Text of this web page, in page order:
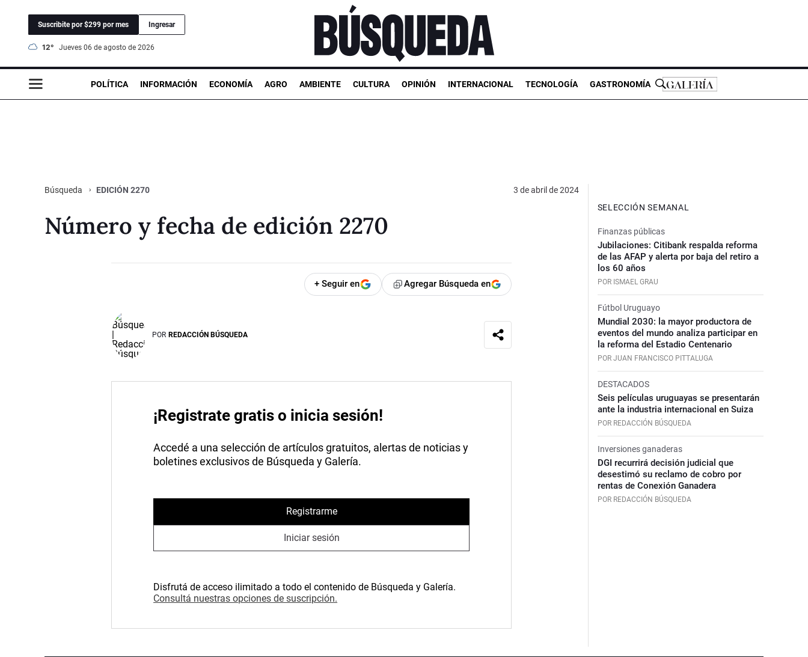
Suscribite por $299 por mes Ingresar
12° jueves 06 de agosto de 2026
POLÍTICA INFORMACIÓN ECONOMÍA AGRO AMBIENTE CULTURA OPINIÓN INTERNACIONAL TECNOLOGÍA GASTRONOMÍA
Búsqueda EDICIÓN 2270 3 de abril de 2024
Número y fecha de edición 2270
+ Seguir en Agregar Búsqueda en
POR REDACCIÓN BÚSQUEDA
¡Registrate gratis o inicia sesión!
Accedé a una selección de artículos gratuitos, alertas de noticias y
boletines exclusivos de Búsqueda y Galería.
Registrarme
Iniciar sesión
Disfrutá de acceso ilimitado a todo el contenido de Búsqueda y Galería.
Consultá nuestras opciones de suscripción.
SELECCIÓN SEMANAL
Finanzas públicas
Jubilaciones: Citibank respalda reforma
de las AFAP y alerta por baja del retiro a
los 60 años
POR ISMAEL GRAU
Fútbol Uruguayo
Mundial 2030: la mayor productora de
eventos del mundo analiza participar en
la reforma del Estadio Centenario
POR JUAN FRANCISCO PITTALUGA
DESTACADOS
Seis películas uruguayas se presentarán
ante la industria internacional en Suiza
POR REDACCIÓN BÚSQUEDA
Inversiones ganaderas
DGI recurrirá decisión judicial que
desestimó su reclamo de cobro por
rentas de Conexión Ganadera
POR REDACCIÓN BÚSQUEDA